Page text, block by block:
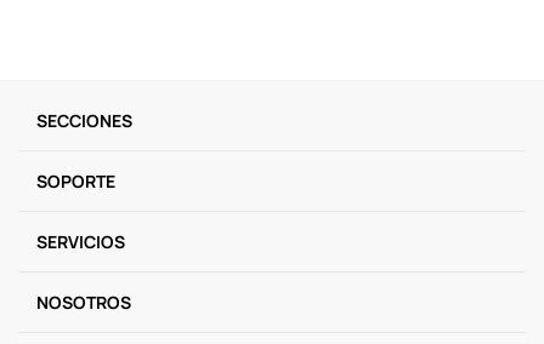
SECCIONES
SOPORTE
SERVICIOS
NOSOTROS